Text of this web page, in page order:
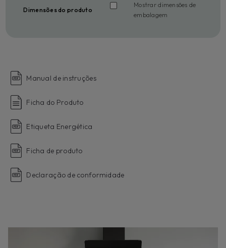
Dimensões do produto
Mostrar dimensões de
embalagem
Manual de instruções
Ficha do Produto
Etiqueta Energética
Ficha de produto
Declaração de conformidade